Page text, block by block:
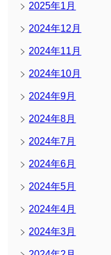
2025年1月
2024年12月
2024年11月
2024年10月
2024年9月
2024年8月
2024年7月
2024年6月
2024年5月
2024年4月
2024年3月